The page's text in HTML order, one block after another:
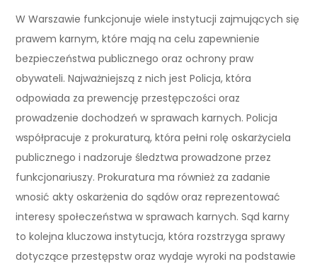
W Warszawie funkcjonuje wiele instytucji zajmujących się
prawem karnym, które mają na celu zapewnienie
bezpieczeństwa publicznego oraz ochrony praw
obywateli. Najważniejszą z nich jest Policja, która
odpowiada za prewencję przestępczości oraz
prowadzenie dochodzeń w sprawach karnych. Policja
współpracuje z prokuraturą, która pełni rolę oskarżyciela
publicznego i nadzoruje śledztwa prowadzone przez
funkcjonariuszy. Prokuratura ma również za zadanie
wnosić akty oskarżenia do sądów oraz reprezentować
interesy społeczeństwa w sprawach karnych. Sąd karny
to kolejna kluczowa instytucja, która rozstrzyga sprawy
dotyczące przestępstw oraz wydaje wyroki na podstawie